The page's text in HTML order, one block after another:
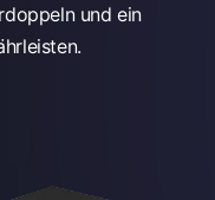
und ein